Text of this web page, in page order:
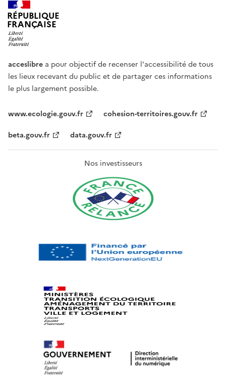
RÉPUBLIQUE
FRANÇAISE
acceslibre a pour objectif de recenser l'accessibilité de tous
les lieux recevant du public et de partager ces informations
le plus largement possible.
www.ecologie.gouv.fr
cohesion-territoires.gouv.fr
beta.gouv.fr
data.gouv.fr
Nos investisseurs